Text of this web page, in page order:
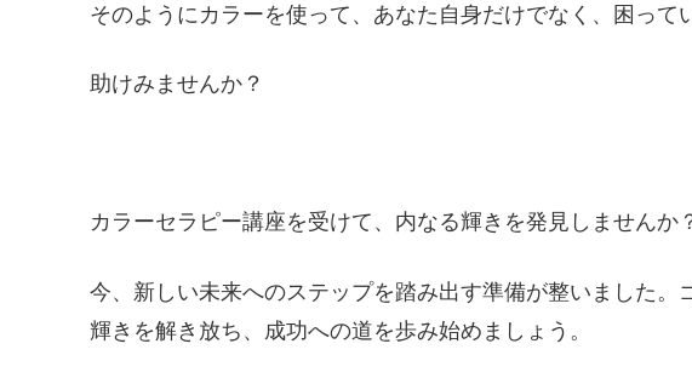
そのようにカラーを使って、あなた自身だけでなく、困って
助けみませんか？
カラーセラピー講座を受けて、内なる輝きを発見しませんか
今、新しい未来へのステップを踏み出す準備が整いました。
輝きを解き放ち、成功への道を歩み始めましょう。